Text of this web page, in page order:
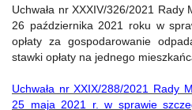
Uchwała nr XXXIV/326/2021 Rady
26 października 2021 roku w
opłaty za gospodarowanie
stawki opłaty na jednego
Uchwała nr XXIX/288/2021 Rady
25 maja 2021 r. w sprawie